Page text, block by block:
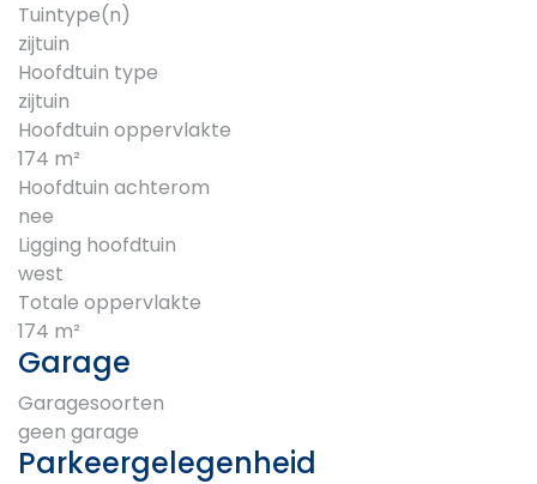
Tuintype(n)
zijtuin
Hoofdtuin type
zijtuin
Hoofdtuin oppervlakte
174 m²
Hoofdtuin achterom
nee
Ligging hoofdtuin
west
Totale oppervlakte
174 m²
Garage
Garagesoorten
geen garage
Parkeergelegenheid